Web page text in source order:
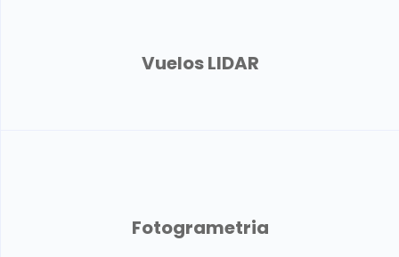
Vuelos LIDAR
Fotogrametria